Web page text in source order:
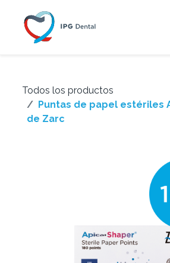
Todos los productos
Puntas de papel estériles
de Zarc